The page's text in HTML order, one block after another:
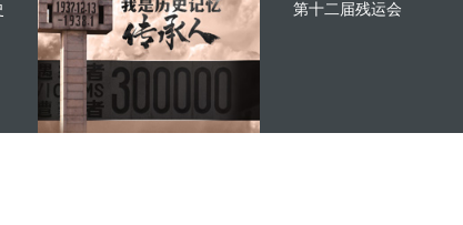
第十二届残运会